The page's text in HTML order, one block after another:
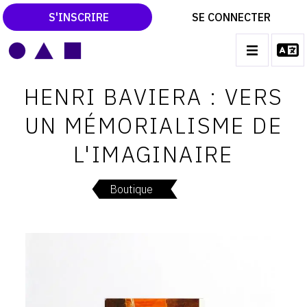
S'INSCRIRE SE CONNECTER
navigation
CATALOGUES RAISONNÉS
LES EXPOSITIONS
LES VERNISSAGES
ARCHIVES DES EXPOSITIONS
HENRI BAVIERA : VERS
UN MÉMORIALISME DE
L'IMAGINAIRE
Boutique